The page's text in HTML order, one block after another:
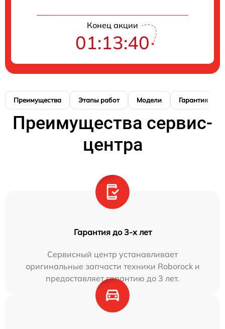
Конец акции
01:13:39
Преимущества Этапы работ Модели Гарантия
Преимущества сервис-
центра
Гарантия до 3-х лет
Сервисный центр устанавливает
оригинальные запчасти техники Roborock и
предоставляет гарантию до 3 лет.